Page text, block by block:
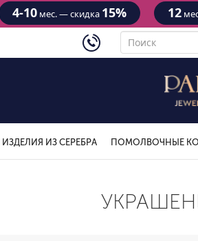
4-10мес. — скидка 15% 12
4434
ИЗДЕЛИЯ ИЗ СЕРЕБРА ПОМОЛВОЧНЫЕ